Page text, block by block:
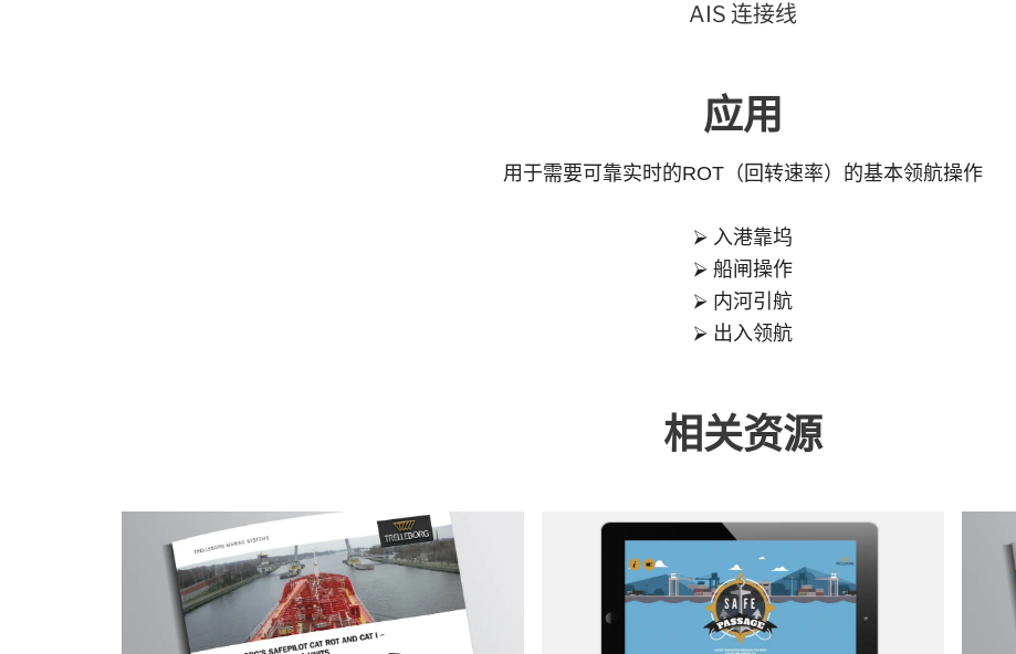
AIS 连接线
应用
用于需要可靠实时的ROT（回转速率）的基本领航操作
⮚ 入港靠坞
⮚ 船闸操作
⮚ 内河引航
⮚ 出入领航
相关资源